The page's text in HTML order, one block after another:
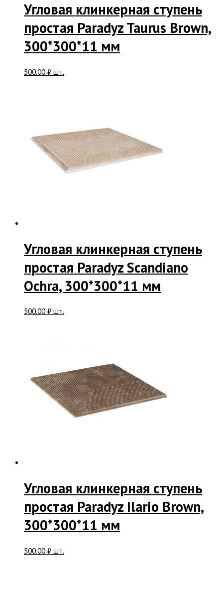
Угловая клинкерная ступень
простая Paradyz Taurus Brown,
300*300*11 мм
500.00 ₽ шт.
Угловая клинкерная ступень
простая Paradyz Scandiano
Ochra, 300*300*11 мм
500.00 ₽ шт.
Угловая клинкерная ступень
простая Paradyz Ilario Brown,
300*300*11 мм
500.00 ₽ шт.